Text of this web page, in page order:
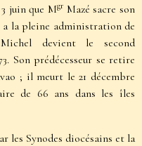
juin que Mgr Mazé sacre son
a la pleine administration de
devient le second
Son prédécesseur se retire
; il meurt le 21 décembre
de 66 ans dans les îles
les Synodes diocésains et la